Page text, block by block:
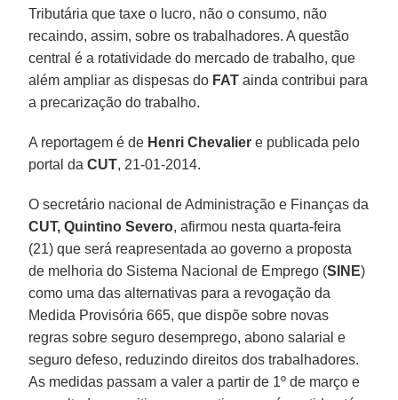
Tributária que taxe o lucro, não o consumo, não
recaindo, assim, sobre os trabalhadores. A questão
central é a rotatividade do mercado de trabalho, que
além ampliar as dispesas do FAT ainda contribui para
a precarização do trabalho.
A reportagem é de Henri Chevalier e publicada pelo
portal daCUT, 21-01-2014.
O secretário nacional de Administração e Finanças da
CUT, Quintino Severo, afirmou nesta quarta-feira
(21) que será reapresentada ao governo a proposta
de melhoria do Sistema Nacional de Emprego (SINE)
como uma das alternativas para a revogação da
Medida Provisória 665, que dispõe sobre novas
regras sobre seguro desemprego, abono salarial e
seguro defeso, reduzindo direitos dos trabalhadores.
As medidas passam a valer a partir de 1º de março e